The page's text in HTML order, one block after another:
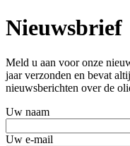
Nieuwsbrief
Meld u aan voor onze
jaar verzonden en bevat
nieuwsberichten over de
Uw naam
Uw e-mail